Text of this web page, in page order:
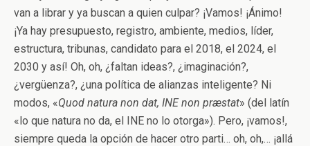
van a librar y ya buscan a quien culpar? ¡Vamos! ¡Ánimo!
¡Ya hay presupuesto, registro, ambiente, medios, líder,
estructura, tribunas, candidato para el 2018, el 2024, el
2030 y así! Oh, oh, ¿faltan ideas?, ¿imaginación?,
¿vergüenza?, ¿una política de alianzas inteligente? Ni
modos, «Quod natura non dat, INE non præstat» (del latín
«lo que natura no da, el INE no lo otorga»). Pero, ¡vamos!,
siempre queda la opción de hacer otro parti… oh, oh,… ¡allá